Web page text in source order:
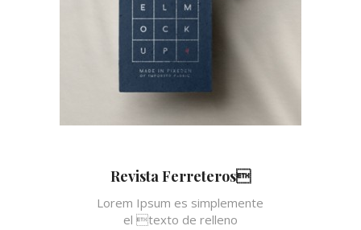
Revista Ferreteros
Lorem Ipsum es simplemente
el texto de relleno